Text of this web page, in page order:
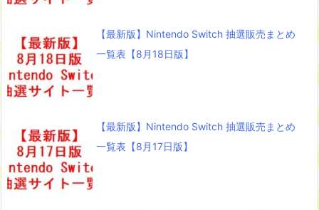
【最新版】Nintendo Switch 抽選販売まとめ
一覧表【8月18日版】
【最新版】Nintendo Switch 抽選販売まとめ
一覧表【8月17日版】